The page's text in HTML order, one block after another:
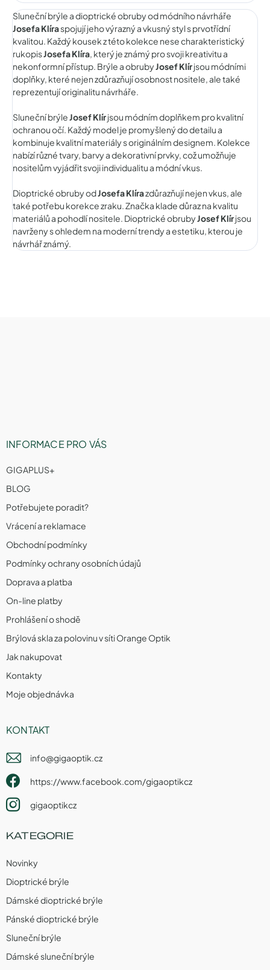
Sluneční brýle a dioptrické obruby od módního návrháře
Josefa Klíraspojují jeho výrazný a vkusný styl s prvotřídní
kvalitou. Každý kousek z této kolekce nese charakteristický
rukopisJosefa Klíra, který je známý pro svoji kreativitu a
nekonformní přístup. Brýle a obrubyJosef Klírjsou módními
doplňky, které nejen zdůrazňují osobnost nositele, ale také
reprezentují originalitu návrháře.
Sluneční brýleJosef Klírjsou módním doplňkem pro kvalitní
ochranou očí. Každý model je promyšlený do detailu a
kombinuje kvalitní materiály s originálním designem. Kolekce
nabízí různé tvary, barvy a dekorativní prvky, což umožňuje
nositelům vyjádřit svoji individualitu a módní vkus.
Dioptrické obruby odJosefa Klírazdůrazňují nejen vkus, ale
také potřebu korekce zraku. Značka klade důraz na kvalitu
materiálů a pohodlí nositele. Dioptrické obrubyJosef Klírjsou
navrženy s ohledem na moderní trendy a estetiku, kterou je
návrhář známý.
INFORMACE PRO VÁS
GIGAPLUS+
BLOG
Potřebujete poradit?
Vrácení a reklamace
Obchodní podmínky
Podmínky ochrany osobních údajů
Doprava a platba
On-line platby
Prohlášení o shodě
Brýlová skla za polovinu v síti Orange Optik
Jak nakupovat
Kontakty
Moje objednávka
KONTAKT
info@gigaoptik.cz
https://www.facebook.com/gigaoptikcz
gigaoptikcz
KATEGORIE
Novinky
Dioptrické brýle
Dámské dioptrické brýle
Pánské dioptrické brýle
Sluneční brýle
Dámské sluneční brýle